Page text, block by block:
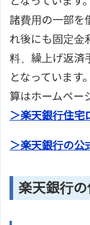
諸費用の一部を
れ後にも固定金
料、繰上げ返済
となっています
算はホームペー
＞楽天銀行住宅
＞楽天銀行の公
楽天銀行